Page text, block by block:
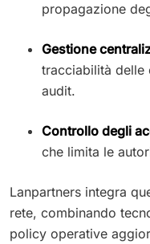
propagazione
Gestione
tracciabilità delle
audit.
Controllo degli
che limita le
Lanpartners integra
rete, combinando
policy operative